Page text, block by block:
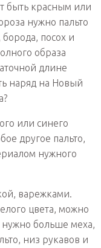
быть красным или
нужно пальто
посох и
образа
длине
наряд на Новый
или синего
другое пальто,
нужного
варежками.
цвета, можно
нужно больше меха,
низ рукавов и